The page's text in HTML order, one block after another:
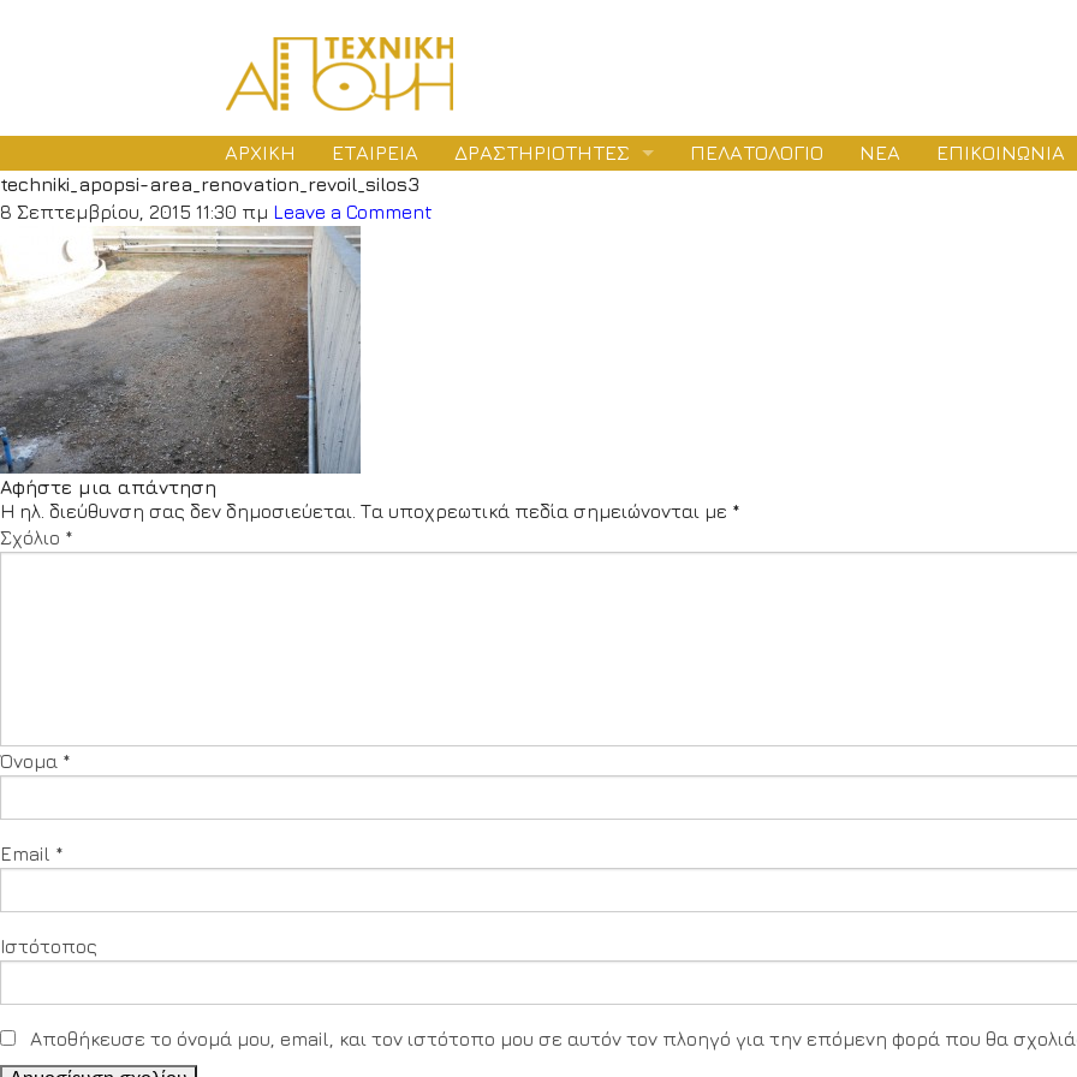
ΑΡΧΙΚΗ ΕΤΑΙΡΕΙΑ
ΔΡΑΣΤΗΡΙΟΤΗΤΕΣ
ΠΕΛΑΤΟΛΟΓΙΟ ΝΕΑ ΕΠΙΚΟΙΝΩΝΙΑ
techniki_apopsi-area_renovation_revoil_silos3
8 Σεπτεμβρίου, 2015 11:30 πμ Leave a Comment
Αφήστε μια απάντηση
Η ηλ. διεύθυνση σας δεν δημοσιεύεται. Τα υποχρεωτικά πεδία σημειώνονται με *
Σχόλιο *
Όνομα *
Email *
Ιστότοπος
Αποθήκευσε το όνομά μου, email, και τον ιστότοπο μου σε αυτόν τον πλοηγό για την επόμενη φορά που θα